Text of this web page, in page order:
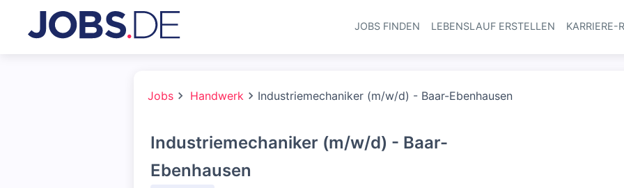
Haupt-
JOBS FINDEN LEBENSLAUF ERSTELLEN KARRIERE-
Jobs Handwerk Industriemechaniker (m/w/d) - Baar-Ebenhausen
Industriemechaniker (m/w/d) - Baar-
Ebenhausen